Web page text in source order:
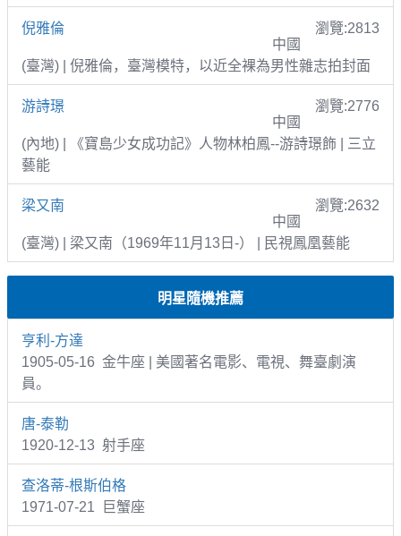
倪雅倫
瀏覽:2813
中國
(臺灣) | 倪雅倫，臺灣模特，以近全裸為男性雜志拍封面
游詩璟
瀏覽:2776
中國
(內地) | 《寶島少女成功記》人物林柏鳳--游詩璟飾 | 三立
藝能
梁又南
瀏覽:2632
中國
(臺灣) | 梁又南（1969年11月13日-） | 民視鳳凰藝能
明星隨機推薦
亨利-方達
1905-05-16 金牛座 | 美國著名電影、電視、舞臺劇演
員。
唐-泰勒
1920-12-13 射手座
查洛蒂-根斯伯格
1971-07-21 巨蟹座